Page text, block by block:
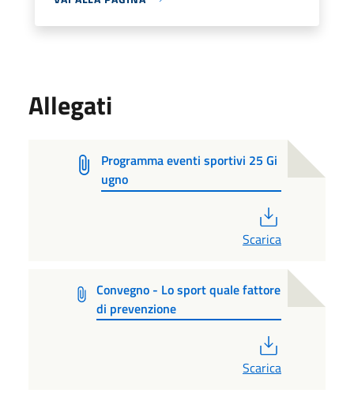
Allegati
Programma eventi sportivi 25 Gi
ugno
Scarica
Convegno - Lo sport quale fattore
di prevenzione
Scarica